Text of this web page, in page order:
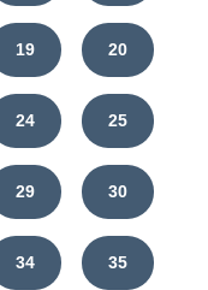
19 20
24 25
29 30
34 35